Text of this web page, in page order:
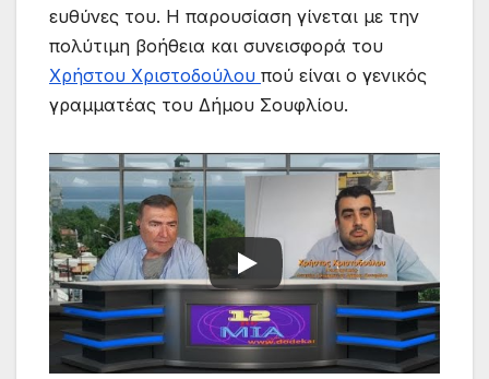
ευθύνες του. Η παρουσίαση γίνεται με την
πολύτιμη βοήθεια και συνεισφορά του
Χρήστου Χριστοδούλου πού είναι ο γενικός
γραμματέας του Δήμου Σουφλίου.